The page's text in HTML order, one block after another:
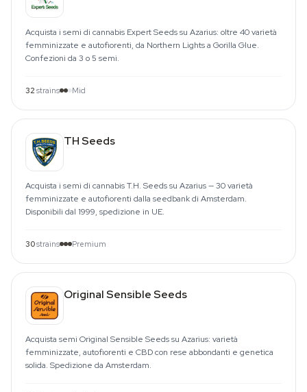
Acquista i semi di cannabis Expert Seeds su Azarius: oltre 40 varietà
femminizzate e autofiorenti, da Northern Lights a Gorilla Glue.
Confezioni da 3 o 5 semi.
32 strains Mid
TH Seeds
Acquista i semi di cannabis T.H. Seeds su Azarius — 30 varietà
femminizzate e autofiorenti dalla seedbank di Amsterdam.
Disponibili dal 1999, spedizione in UE.
30strains Premium
Original Sensible Seeds
Acquista semi Original Sensible Seeds su Azarius: varietà
femminizzate, autofiorenti e CBD con rese abbondanti e genetica
solida. Spedizione da Amsterdam.